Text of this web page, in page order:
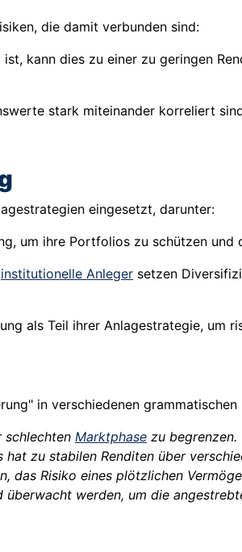
die damit verbunden sind:
kann dies zu einer zu geringen
stark miteinander korreliert
eingesetzt, darunter:
um ihre Portfolios zu schützen und
institutionelle Anleger setzen
als Teil ihrer Anlagestrategie, um
in verschiedenen grammatischen
schlechten Marktphase zu begrenzen.
zu stabilen Renditen über
Risiko eines plötzlichen
werden, um die